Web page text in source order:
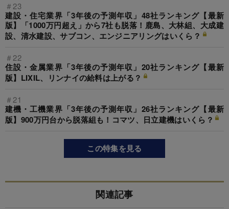
＃23
建設・住宅業界「3年後の予測年収」48社ランキング【最新
版】「1000万円超え」から7社も脱落！鹿島、大林組、大成建
設、清水建設、サブコン、エンジニアリングはいくら？
＃22
住設・金属業界「3年後の予測年収」20社ランキング【最新
版】LIXIL、リンナイの給料は上がる？
＃21
建機・工機業界「3年後の予測年収」26社ランキング【最新
版】900万円台から脱落組も！コマツ、日立建機はいくら？
この特集を見る
関連記事